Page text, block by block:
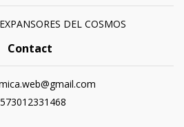
DEL COSMOS
Contact